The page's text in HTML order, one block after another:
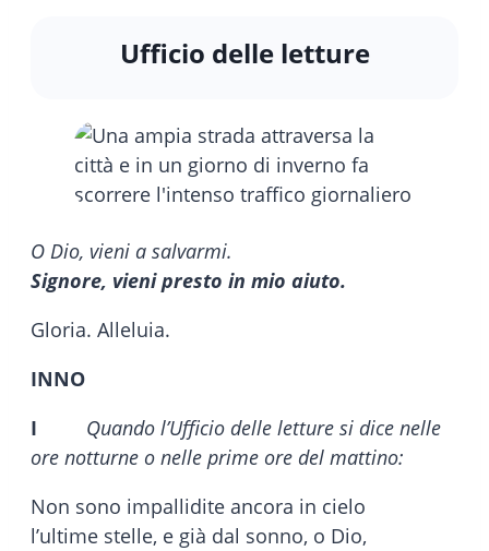
Ufficio delle letture
O Dio, vieni a salvarmi.
Signore, vieni presto in mio aiuto.
Gloria. Alleluia.
INNO
I
Quando l’Ufficio delle letture si dice nelle
ore notturne o nelle prime ore del mattino:
Non sono impallidite ancora in cielo
l’ultime stelle, e già dal sonno, o Dio,